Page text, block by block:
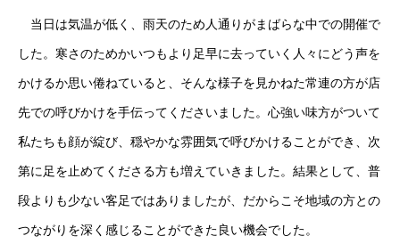
当日は気温が低く、雨天のため人通りがまばらな中での開催で
した。寒さのためかいつもより足早に去っていく人々にどう声を
かけるか思い倦ねていると、そんな様子を見かねた常連の方が店
先での呼びかけを手伝ってくださいました。心強い味方がついて
私たちも顔が綻び、穏やかな雰囲気で呼びかけることができ、次
第に足を止めてくださる方も増えていきました。結果として、普
段よりも少ない客足ではありましたが、だからこそ地域の方との
つながりを深く感じることができた良い機会でした。